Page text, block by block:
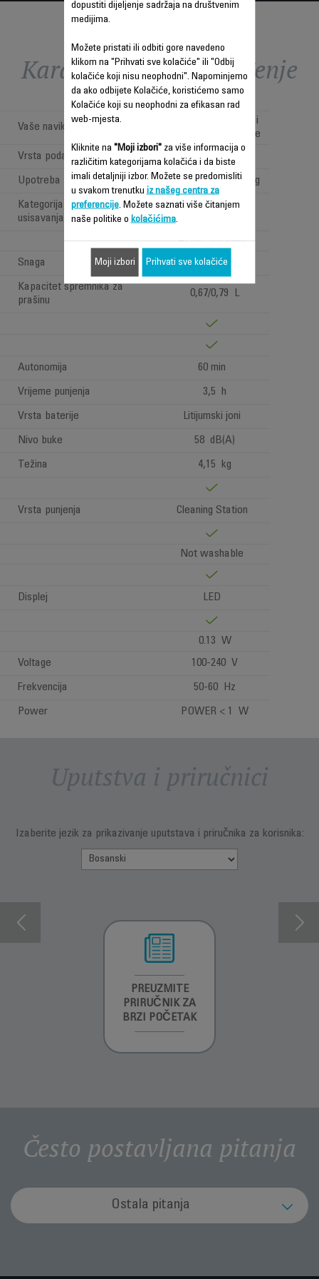
Karakteristike - Poređenje
Vaše navike
Jednostavno, brzo i
svakodnevno čišćenje
Vrsta poda
Hard floors only
Upotreba Vacuuming & washing
Kategorija mokrog i suhog
usisavanja
MOKRO I SUHO
Active washing
Snaga
200 W
Kapacitet spremnika za
prašinu
0,67/0,79 L
Autonomija 60 min
Vrijeme punjenja 3,5 h
Vrsta baterije Litijumski joni
Nivo buke 58 dB(A)
Težina 4,15 kg
Vrsta punjenja Cleaning Station
Not washable
Displej LED
0.13 W
Voltage
100-240 V
Frekvencija 50-60 Hz
Power POWER < 1 W
Uputstva i priručnici
Izaberite jezik za prikazivanje uputstava i priručnika za korisnika:
PREUZMITE
PRIRUČNIK ZA
BRZI POČETAK
Često postavljana pitanja
Ostala pitanja
dopustiti dijeljenje sadržaja na društvenim
medijima.
Možete pristati ili odbiti gore navedeno
klikom na "Prihvati sve kolačiće" ili "Odbij
kolačiće koji nisu neophodni". Napominjemo
da ako odbijete Kolačiće, koristićemo samo
Kolačiće koji su neophodni za efikasan rad
web-mjesta.
Kliknite na "Moji izbori"za više informacija o
različitim kategorijama kolačića i da biste
imali detaljniji izbor. Možete se predomisliti
u svakom trenutku iz našeg centra za
preferencije. Možete saznati više čitanjem
naše politike o kolačićima.
Moji izbori Prihvati sve kolačiće